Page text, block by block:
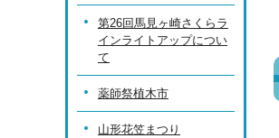
第26回馬見ヶ崎さくらラ
インライトアップについ
て
薬師祭植木市
山形花笠まつり